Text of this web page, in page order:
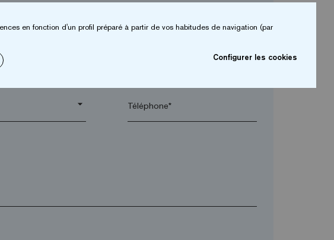
arrow_drop_down Téléphone*
en fonction d'un profil préparé à partir de vos habitudes de navigation (par
Configurer les cookies